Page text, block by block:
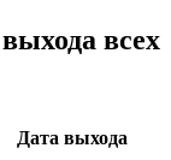
всех
Дата выхода